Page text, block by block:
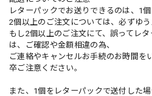
レターパックでお送りできるのは、1個
2個以上のご注文については、必ずゆ
もし2個以上のご注文にて、誤ってレ
は、ご確認や金額相違の為、
ご連絡やキャンセルお手続のお時間を
卒ご注意ください。
また、1個をレターパックで送付した場